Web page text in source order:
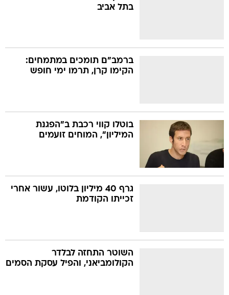
בתל אביב
ברמב"ם תומכים במתמחים:
הקימו קרן, תרמו ימי חופש
בוטלו קווי רכבת ב"הפגנת
המיליון", המוחים זועמים
גרף 40 מיליון בלוטו, עשור אחרי
זכייתו הקודמת
השוטר התחזה לבלדר
הקולומביאני, והפיל עסקת הסמים